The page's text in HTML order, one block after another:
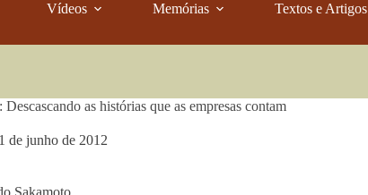
Vídeos Memórias Textos e Artigos
as histórias que as empresas contam
de junho de 2012
Sakamoto